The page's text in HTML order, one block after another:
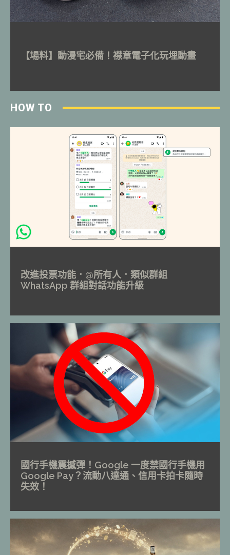
【場料】動漫宅必備！襟章電子化玩埋動畫
HOW TO
改進投票功能．@所有人．類似群組
WhatsApp 群組對話功能升級
國行手機震撼彈！Google 一度禁國行手機用
Google Pay？流動八達通、信用卡拍卡隨時
失效！